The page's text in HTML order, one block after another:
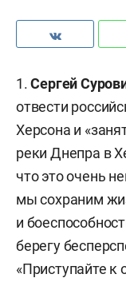
1.Сергей
отвести
Херсона и
реки Днепра в
что это очень
мы сохраним
и
берегу
«Приступайте к